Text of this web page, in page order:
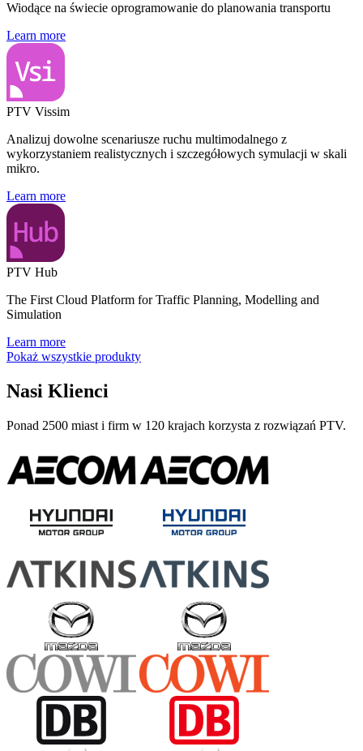
Wiodące na świecie oprogramowanie do planowania transportu
Learn more
PTV Vissim
Analizuj dowolne scenariusze ruchu multimodalnego z
wykorzystaniem realistycznych i szczegółowych symulacji w skali
mikro.
Learn more
PTV Hub
The First Cloud Platform for Traffic Planning, Modelling and
Simulation
Learn more
Pokaż wszystkie produkty
Nasi Klienci
Ponad 2500 miast i firm w 120 krajach korzysta z rozwiązań PTV.